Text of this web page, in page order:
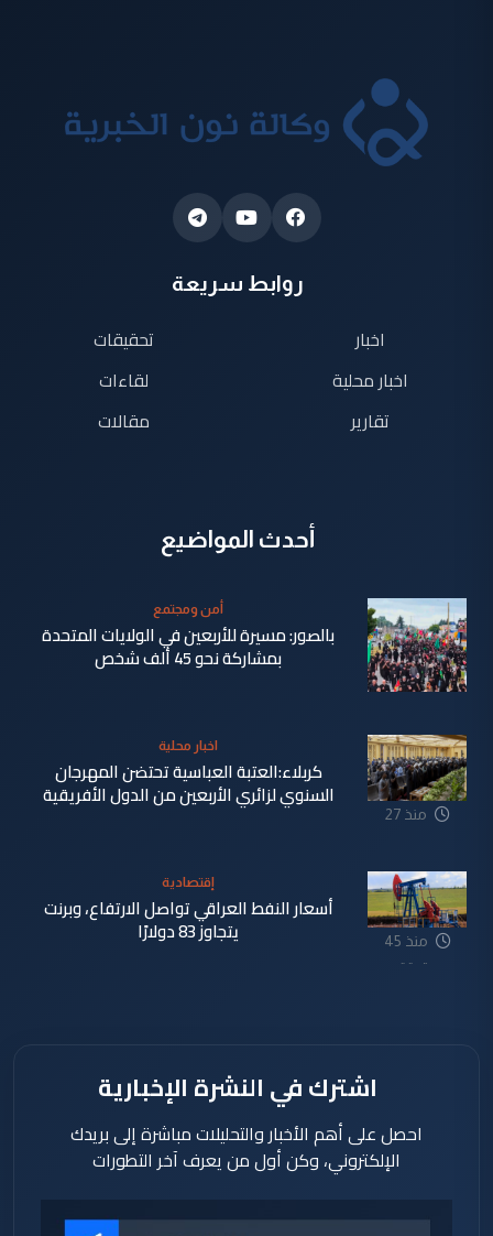
روابط سريعة
اخبار
اخبار محلية
تقارير
تحقيقات
لقاءات
مقالات
أحدث المواضيع
دقيقة
أمن ومجتمع
بالصور: مسيرة للأربعين في الولايات المتحدة
بمشاركة نحو 45 ألف شخص
منذ 27
اخبار محلية
كربلاء:العتبة العباسية تحتضن المهرجان
السنوي لزائري الأربعين من الدول الأفريقية
منذ 45
دقيقة
إقتصادية
أسعار النفط العراقي تواصل الارتفاع، وبرنت
يتجاوز 83 دولارًا
اشترك في النشرة الإخبارية
احصل على أهم الأخبار والتحليلات مباشرة إلى بريدك
الإلكتروني، وكن أول من يعرف آخر التطورات